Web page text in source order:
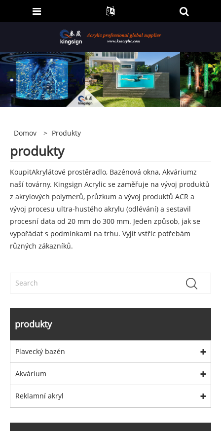
Domov > Produkty
produkty
KoupitAkrylátové prostěradlo, Bazénová okna, Akváriumz
naší továrny. Kingsign Acrylic se zaměřuje na vývoj produktů
z akrylových polymerů, průzkum a vývoj produktů ACR a
vývoj procesu ultra-hustého akrylu (odlévání) a sestavil
procesní data od 20 mm do 300 mm. Jeden způsob, jak se
vypořádat s podmínkami na trhu. Vyjít vstříc potřebám
různých zákazníků.
produkty
Plavecký bazén
Akvárium
Reklamní akryl